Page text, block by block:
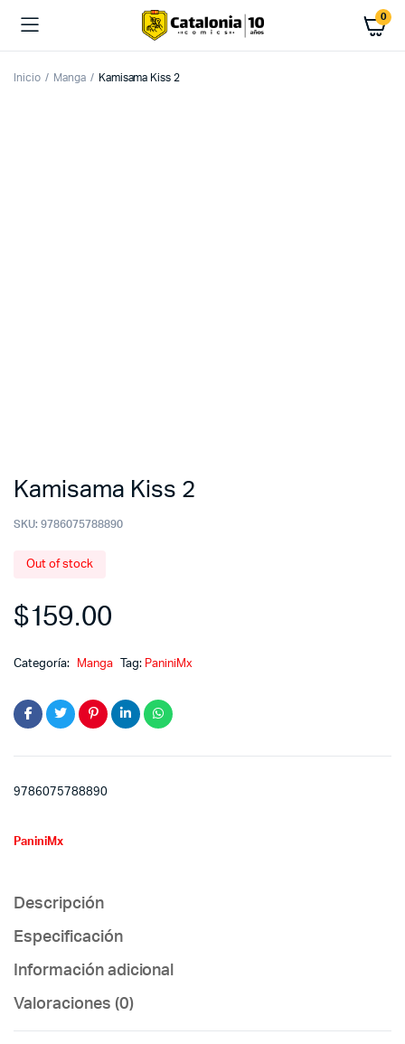
0
Inicio Manga Kamisama Kiss 2
Kamisama Kiss 2
SKU: 9786075788890
Out of stock
$159.00
Categoría: Manga Tag: PaniniMx
9786075788890
PaniniMx
Descripción
Especificación
Información adicional
Valoraciones (0)